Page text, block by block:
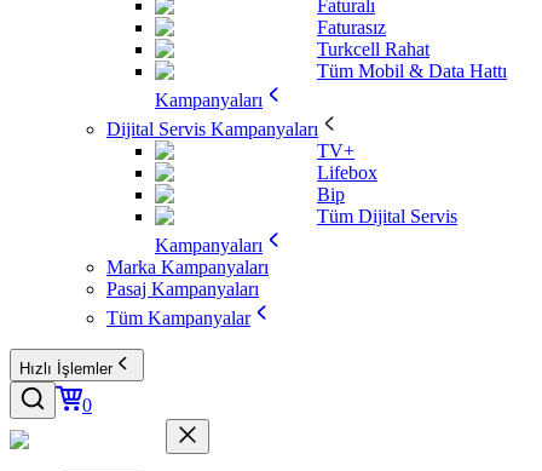
Faturalı
Faturasız
Turkcell Rahat
Tüm Mobil & Data Hattı
Kampanyaları
Dijital Servis Kampanyaları
TV+
Lifebox
Bip
Tüm Dijital Servis
Kampanyaları
Marka Kampanyaları
Pasaj Kampanyaları
Tüm Kampanyalar
Hızlı İşlemler
0